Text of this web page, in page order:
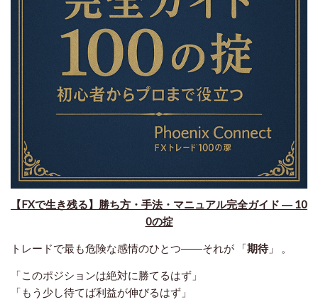
【FXで生き残る】勝ち方・手法・マニュアル完全ガイド ― 10
0の掟
トレードで最も危険な感情のひとつ――それが 「期待」 。
「このポジションは絶対に勝てるはず」
「もう少し待てば利益が伸びるはず」